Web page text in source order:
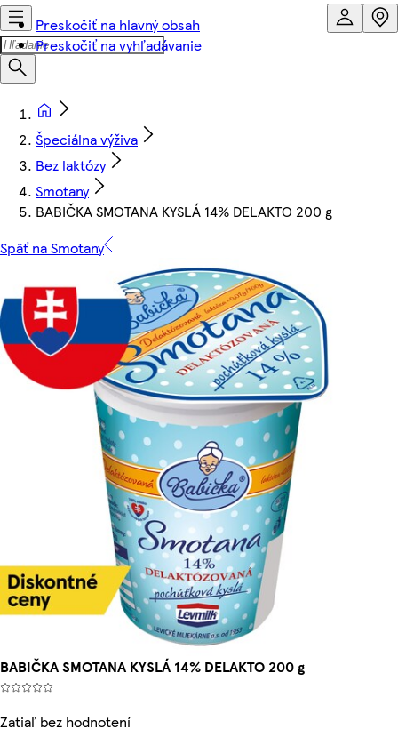
Preskočiť na hlavný obsah
Preskočiť na vyhľadávanie
Špeciálna výživa
Bez laktózy
Smotany
BABIČKA SMOTANA KYSLÁ 14% DELAKTO 200 g
Späť na Smotany
BABIČKA SMOTANA KYSLÁ 14% DELAKTO 200 g
Zatiaľ bez hodnotení